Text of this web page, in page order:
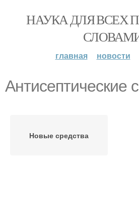
НАУКА ДЛЯ ВСЕХ
главная новости
Антисептические
Новые средства